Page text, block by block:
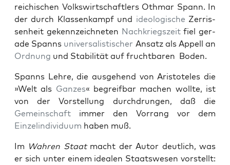
re­ichis­chen Volk­swirtschaftlers Oth­mar Spann. In
der durch Klassenkampf und ide­ol­o­gis­che Zer­ris­
senheit gekennze­ich­neten Nachkriegszeitfiel ger­
ade Spanns uni­ver­sal­is­tis­ch­er Ansatz als Appell an
Ord­nung und Sta­bil­ität auf frucht­baren Boden.
Spanns Lehre, die aus­ge­hend von Aris­tote­les die
»Welt als Ganzes« begreif­bar machen wollte, ist
von der Vorstel­lung durch­drun­gen, daß die
Gemein­schaft immer den Vor­rang vor dem
Einzelin­di­vidu­um haben muß.
Im Wahren Staatmacht der Autor deut­lich, was
er sich unter einem ide­alen Staatswe­sen vorstellt: